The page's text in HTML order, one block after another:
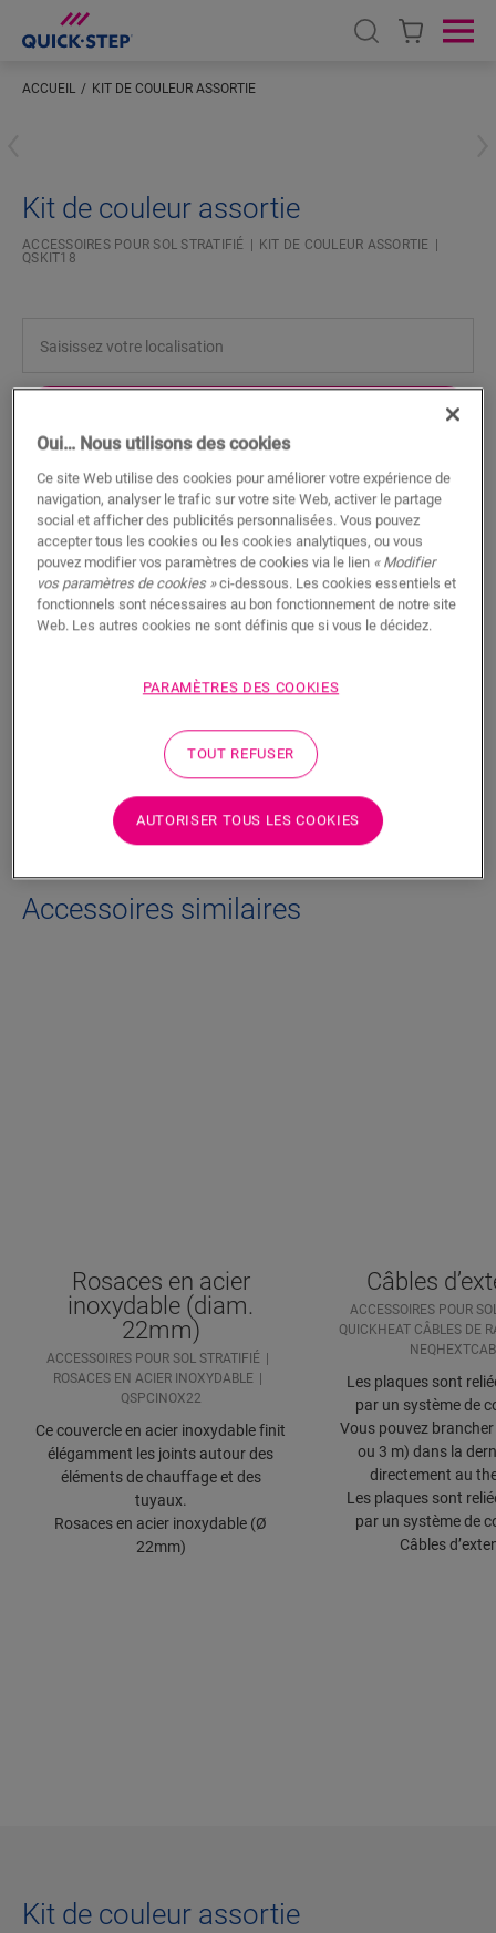
Open search
ACCUEIL KIT DE COULEUR ASSORTIE
Kit de couleur assortie
ACCESSOIRES POUR SOL STRATIFIÉ
KIT DE COULEUR ASSORTIE
QSKIT18
Fonctionnalités du produit
Ce mastic à base d’acrylique est la solution idéale pour
combler les joints entre le dessus des plinthes et le mur. Il est
également parfait pour tous les joints pour lesquels la finition
n’est pas possible avec des plinthes, des profilés ou des
rosaces. Le mastic est disponible dans une variété de couleurs
pour s’adapter à tous les types de sols. En moyenne, vous
Informations techniques
Téléchargements
Accessoires similaires
Rosaces en acier
inoxydable (diam.
22mm)
ACCESSOIRES POUR SOL STRATIFIÉ
ROSACES EN ACIER INOXYDABLE
QSPCINOX22
Ce couvercle en acier inoxydable finit
élégamment les joints autour des
éléments de chauffage et des
tuyaux.
Rosaces en acier inoxydable (Ø
22mm)
Câbles
ACCESSOIRES POUR
QUICKHEAT CÂBLES DE
Les plaques sont
par un système de
Vous pouvez
ou 3 m) dans la
directement au
Les plaques sont
par un système de
Câbles
Kit de couleur assortie
Oui… Nous utilisons des cookies
Ce site Web utilise des cookies pour améliorer votre expérience de
navigation, analyser le trafic sur votre site Web, activer le partage
social et afficher des publicités personnalisées. Vous pouvez
accepter tous les cookies ou les cookies analytiques, ou vous
pouvez modifier vos paramètres de cookies via le lien « Modifier
vos paramètres de cookies »ci-dessous. Les cookies essentiels et
fonctionnels sont nécessaires au bon fonctionnement de notre site
Web. Les autres cookies ne sont définis que si vous le décidez.
PARAMÈTRES DES COOKIES
TOUT REFUSER
AUTORISER TOUS LES COOKIES